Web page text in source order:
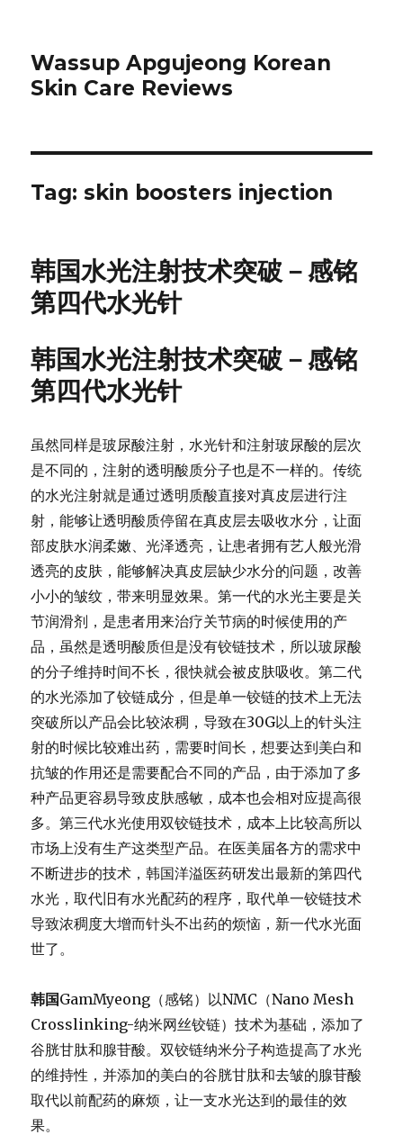
Wassup Apgujeong Korean
Skin Care Reviews
Tag: skin boosters injection
韩国水光注射技术突破－感铭
第四代水光针
韩国水光注射技术突破－感铭
第四代水光针
虽然同样是玻尿酸注射，水光针和注射玻尿酸的层次
是不同的，注射的透明酸质分子也是不一样的。传统
的水光注射就是通过透明质酸直接对真皮层进行注
射，能够让透明酸质停留在真皮层去吸收水分，让面
部皮肤水润柔嫩、光泽透亮，让患者拥有艺人般光滑
透亮的皮肤，能够解决真皮层缺少水分的问题，改善
小小的皱纹，带来明显效果。第一代的水光主要是关
节润滑剂， 是患者用来治疗关节病的时候使用的产
品，虽然是透明酸质但是没有铰链技术， 所以玻尿酸
的分子维持时间不长，很快就会被皮肤吸收。第二代
的水光添加了铰链成分，但是单一铰链的技术上无法
突破所以产品会比较浓稠，导致在30G以上的针头注
射的时候比较难出药，需要时间长，想要达到美白和
抗皱的作用还是需要配合不同的产品， 由于添加了多
种产品更容易导致皮肤感敏， 成本也会相对应提高很
多。第三代水光使用双铰链技术， 成本上比较高所以
市场上没有生产这类型产品。在医美届各方的需求中
不断进步的技术，韩国洋溢医药研发出最新的第四代
水光，取代旧有水光配药的程序，取代单一铰链技术
导致浓稠度大增而针头不出药的烦恼， 新一代水光面
世了。
韩国GamMyeong（感铭）以NMC（Nano Mesh
Crosslinking-纳米网丝铰链）技术为基础，添加了
谷胱甘肽和腺苷酸。双铰链纳米分子构造提高了水光
的维持性，并添加的美白的谷胱甘肽和去皱的腺苷酸
取代以前配药的麻烦，让一支水光达到的最佳的效
果。